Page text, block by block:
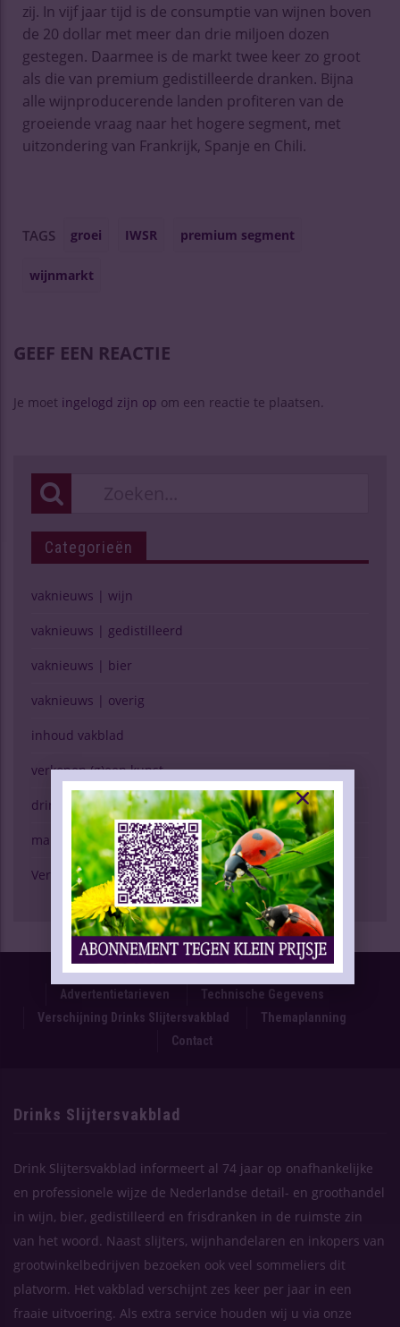
zij. In vijf jaar tijd is de consumptie van wijnen boven
de 20 dollar met meer dan drie miljoen dozen
gestegen. Daarmee is de markt twee keer zo groot
als die van premium gedistilleerde dranken. Bijna
alle wijnproducerende landen profiteren van de
groeiende vraag naar het hogere segment, met
uitzondering van Frankrijk, Spanje en Chili.
TAGS groei IWSR premium segment
wijnmarkt
GEEF EEN REACTIE
Je moet ingelogd zijn op om een reactie te plaatsen.
Categorieën
vaknieuws | wijn
vaknieuws | gedistilleerd
vaknieuws | bier
vaknieuws | overig
inhoud vakblad
verkopen (g)een kunst
drinken & gezondheid
marktspiegel
Verschijning Drinks Slijtersvakblad
Proefnummer
Oplage & Verspreiding
Advertentietarieven
Technische Gegevens
Verschijning Drinks Slijtersvakblad
Themaplanning
Contact
Drinks Slijtersvakblad
Drink Slijtersvakblad informeert al 74 jaar op onafhankelijke
en professionele wijze de Nederlandse detail- en groothandel
in wijn, bier, gedistilleerd en frisdranken in de ruimste zin
van het woord. Naast slijters, wijnhandelaren en inkopers van
grootwinkelbedrijven bezoeken ook veel sommeliers dit
platvorm. Het vakblad verschijnt zes keer per jaar in een
fraaie uitvoering. Als extra service houden wij u via onze